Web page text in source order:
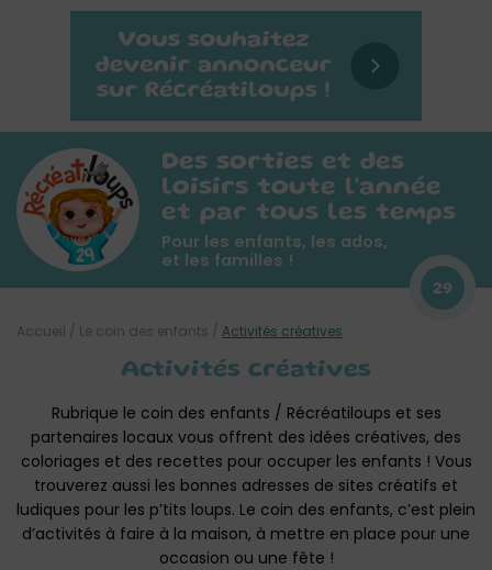
Des sorties et des
loisirs toute l'année
et par tous les temps
Pour les enfants, les ados,
et les familles !
29
Activités créatives
Rubrique le coin des enfants / Récréatiloups et ses
partenaires locaux vous offrent des idées créatives, des
coloriages et des recettes pour occuper les enfants ! Vous
trouverez aussi les bonnes adresses de sites créatifs et
ludiques pour les p’tits loups. Le coin des enfants, c’est plein
d’activités à faire à la maison, à mettre en place pour une
occasion ou une fête !
Accueil / Le coin des enfants / Activités créatives